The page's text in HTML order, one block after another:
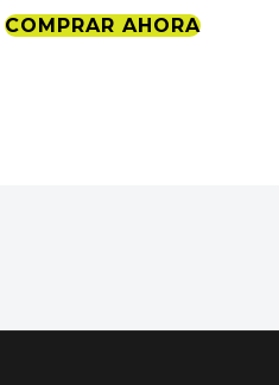
COMPRAR AHORA